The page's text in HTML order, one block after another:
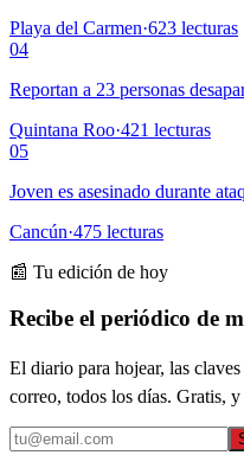
Playa del Carmen·623 lecturas
04
Reportan a 23 personas
Quintana Roo·421 lecturas
05
Joven es asesinado durante
Cancún·475 lecturas
📰 Tu edición de hoy
Recibe el periódico de
El diario para hojear, las
correo, todos los días. Gratis,